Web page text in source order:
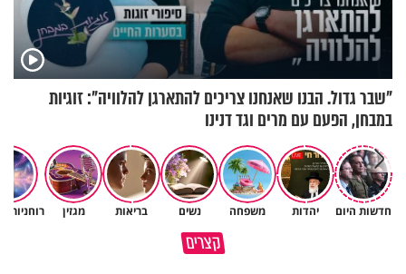
"שבר גדול. הבנו שאנחנו צריכים להתארגן להלוויה": זוגיות
במבחן, הפעם עם מרים וגד דנינו
חדשות היום יהדות משפחה נשים בריאות מגזין רוחניות
קצרים
כל מה שנשבר יכול להיבנות מחדש
גם השולחן שבת שאתם מסדרים